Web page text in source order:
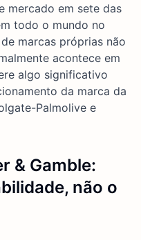
mercado em sete das
todo o mundo no
marcas próprias não
acontece em
algo significativo
da marca da
Palmolive e
& Gamble:
não o